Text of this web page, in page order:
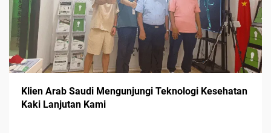
Klien Arab Saudi Mengunjungi Teknologi Kesehatan
Kaki Lanjutan Kami